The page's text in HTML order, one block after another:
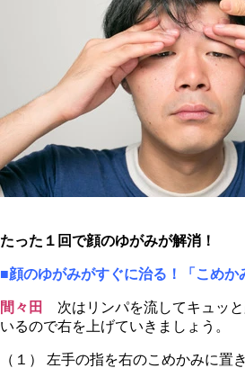
たった１回で顔のゆがみが解消！
■顔のゆがみがすぐに治る！「こめか
間々田 次はリンパを流してキュッと
いるので右を上げていきましょう。
（１） 左手の指を右のこめかみに置き